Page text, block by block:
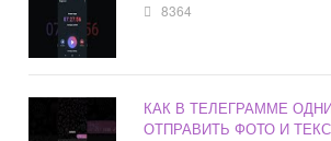
8364
КАК В ТЕЛЕГРАММЕ
ОТПРАВИТЬ ФОТО И